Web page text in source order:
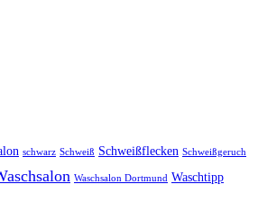
schwarz Schweiß Schweißflecken Schweißgeruch
Waschsalon Dortmund Waschtipp